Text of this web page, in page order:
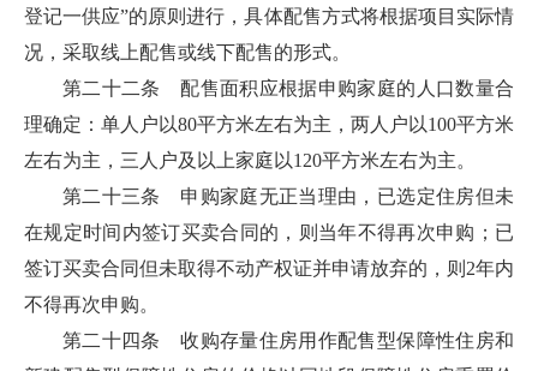
登记一供应”的原则进行，具体配售方式将根据项目实际情
况，采取线上配售或线下配售的形式。
第二十二条 配售面积应根据申购家庭的人口数量合
理确定：单人户以80平方米左右为主，两人户以100平方米
左右为主，三人户及以上家庭以120平方米左右为主。
第二十三条 申购家庭无正当理由，已选定住房但未
在规定时间内签订买卖合同的，则当年不得再次申购；已
签订买卖合同但未取得不动产权证并申请放弃的，则2年内
不得再次申购。
第二十四条 收购存量住房用作配售型保障性住房和